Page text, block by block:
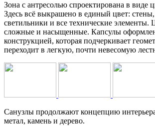
Зона с антресолью спроектирована в виде
Здесь всё выкрашено в единый цвет:
светильники и все технические элементы.
сложные и насыщенные. Капсулы
конструкцией, которая подчеркивает
переходит в легкую, почти невесомую
Санузлы продолжают концепцию
метал, камень и дерево.